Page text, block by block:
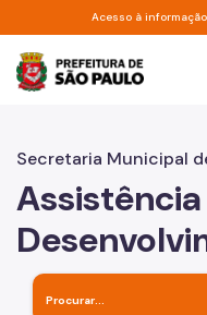
Pular para o Conteúdo
Acesso à informação
Prefeitura
Secretaria Municipal